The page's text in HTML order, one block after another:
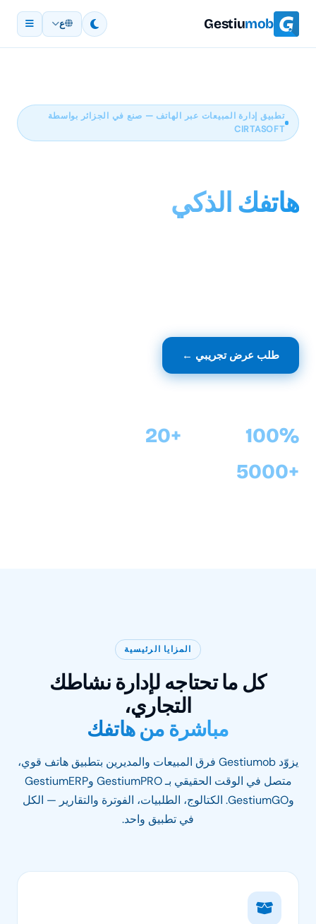
Gestiumob ع
تطبيق إدارة المبيعات عبر الهاتف — صنع في الجزائر بواسطة
CIRTASOFT
هاتفك الذكي
طلب عرض تجريبي ←
100%
+20
+5000
المزايا الرئيسية
كل ما تحتاجه لإدارة نشاطك
التجاري،
مباشرة من هاتفك
يزوّد Gestiumob فرق المبيعات والمديرين بتطبيق هاتف قوي،
متصل في الوقت الحقيقي بـ GestiumPRO وGestiumERP
وGestiumGO. الكتالوج، الطلبيات، الفوترة والتقارير — الكل
في تطبيق واحد.